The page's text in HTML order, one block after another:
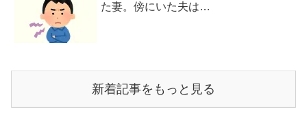
た妻。傍にいた夫は…
新着記事をもっと見る